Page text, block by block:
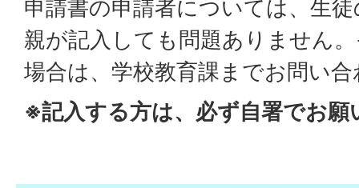
申請書の申請者については、生
親が記入しても問題ありません
場合は、学校教育課までお問い
※記入する方は、必ず自署でお願